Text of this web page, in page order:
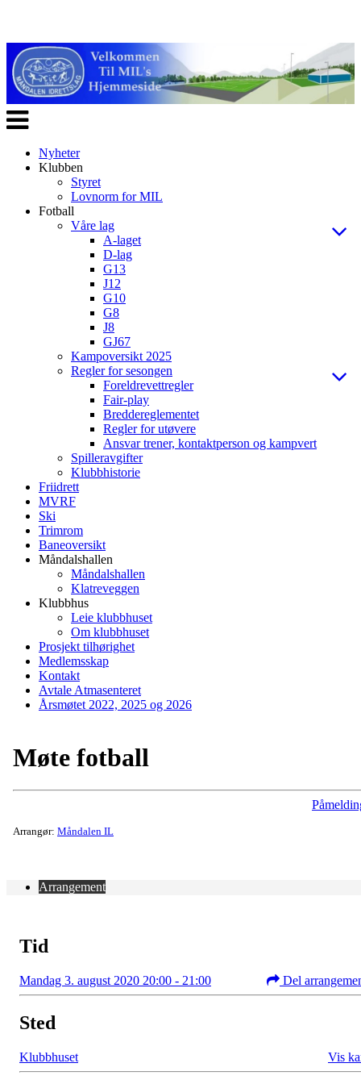
Veksle
navigasjon
Nyheter
Klubben
Styret
Lovnorm for MIL
Fotball
Våre lag
A-laget
D-lag
G13
J12
G10
G8
J8
GJ67
Kampoversikt 2025
Regler for sesongen
Foreldrevettregler
Fair-play
Breddereglementet
Regler for utøvere
Ansvar trener, kontaktperson og kampvert
Spilleravgifter
Klubbhistorie
Friidrett
MVRF
Ski
Trimrom
Baneoversikt
Måndalshallen
Måndalshallen
Klatreveggen
Klubbhus
Leie klubbhuset
Om klubbhuset
Prosjekt tilhørighet
Medlemsskap
Kontakt
Avtale Atmasenteret
Årsmøtet 2022, 2025 og 2026
Møte fotball
Arrangør: Måndalen IL
Arrangement
Tid
Mandag 3. august 2020 20:00 - 21:00 Del
Sted
Klubbhuset Vis